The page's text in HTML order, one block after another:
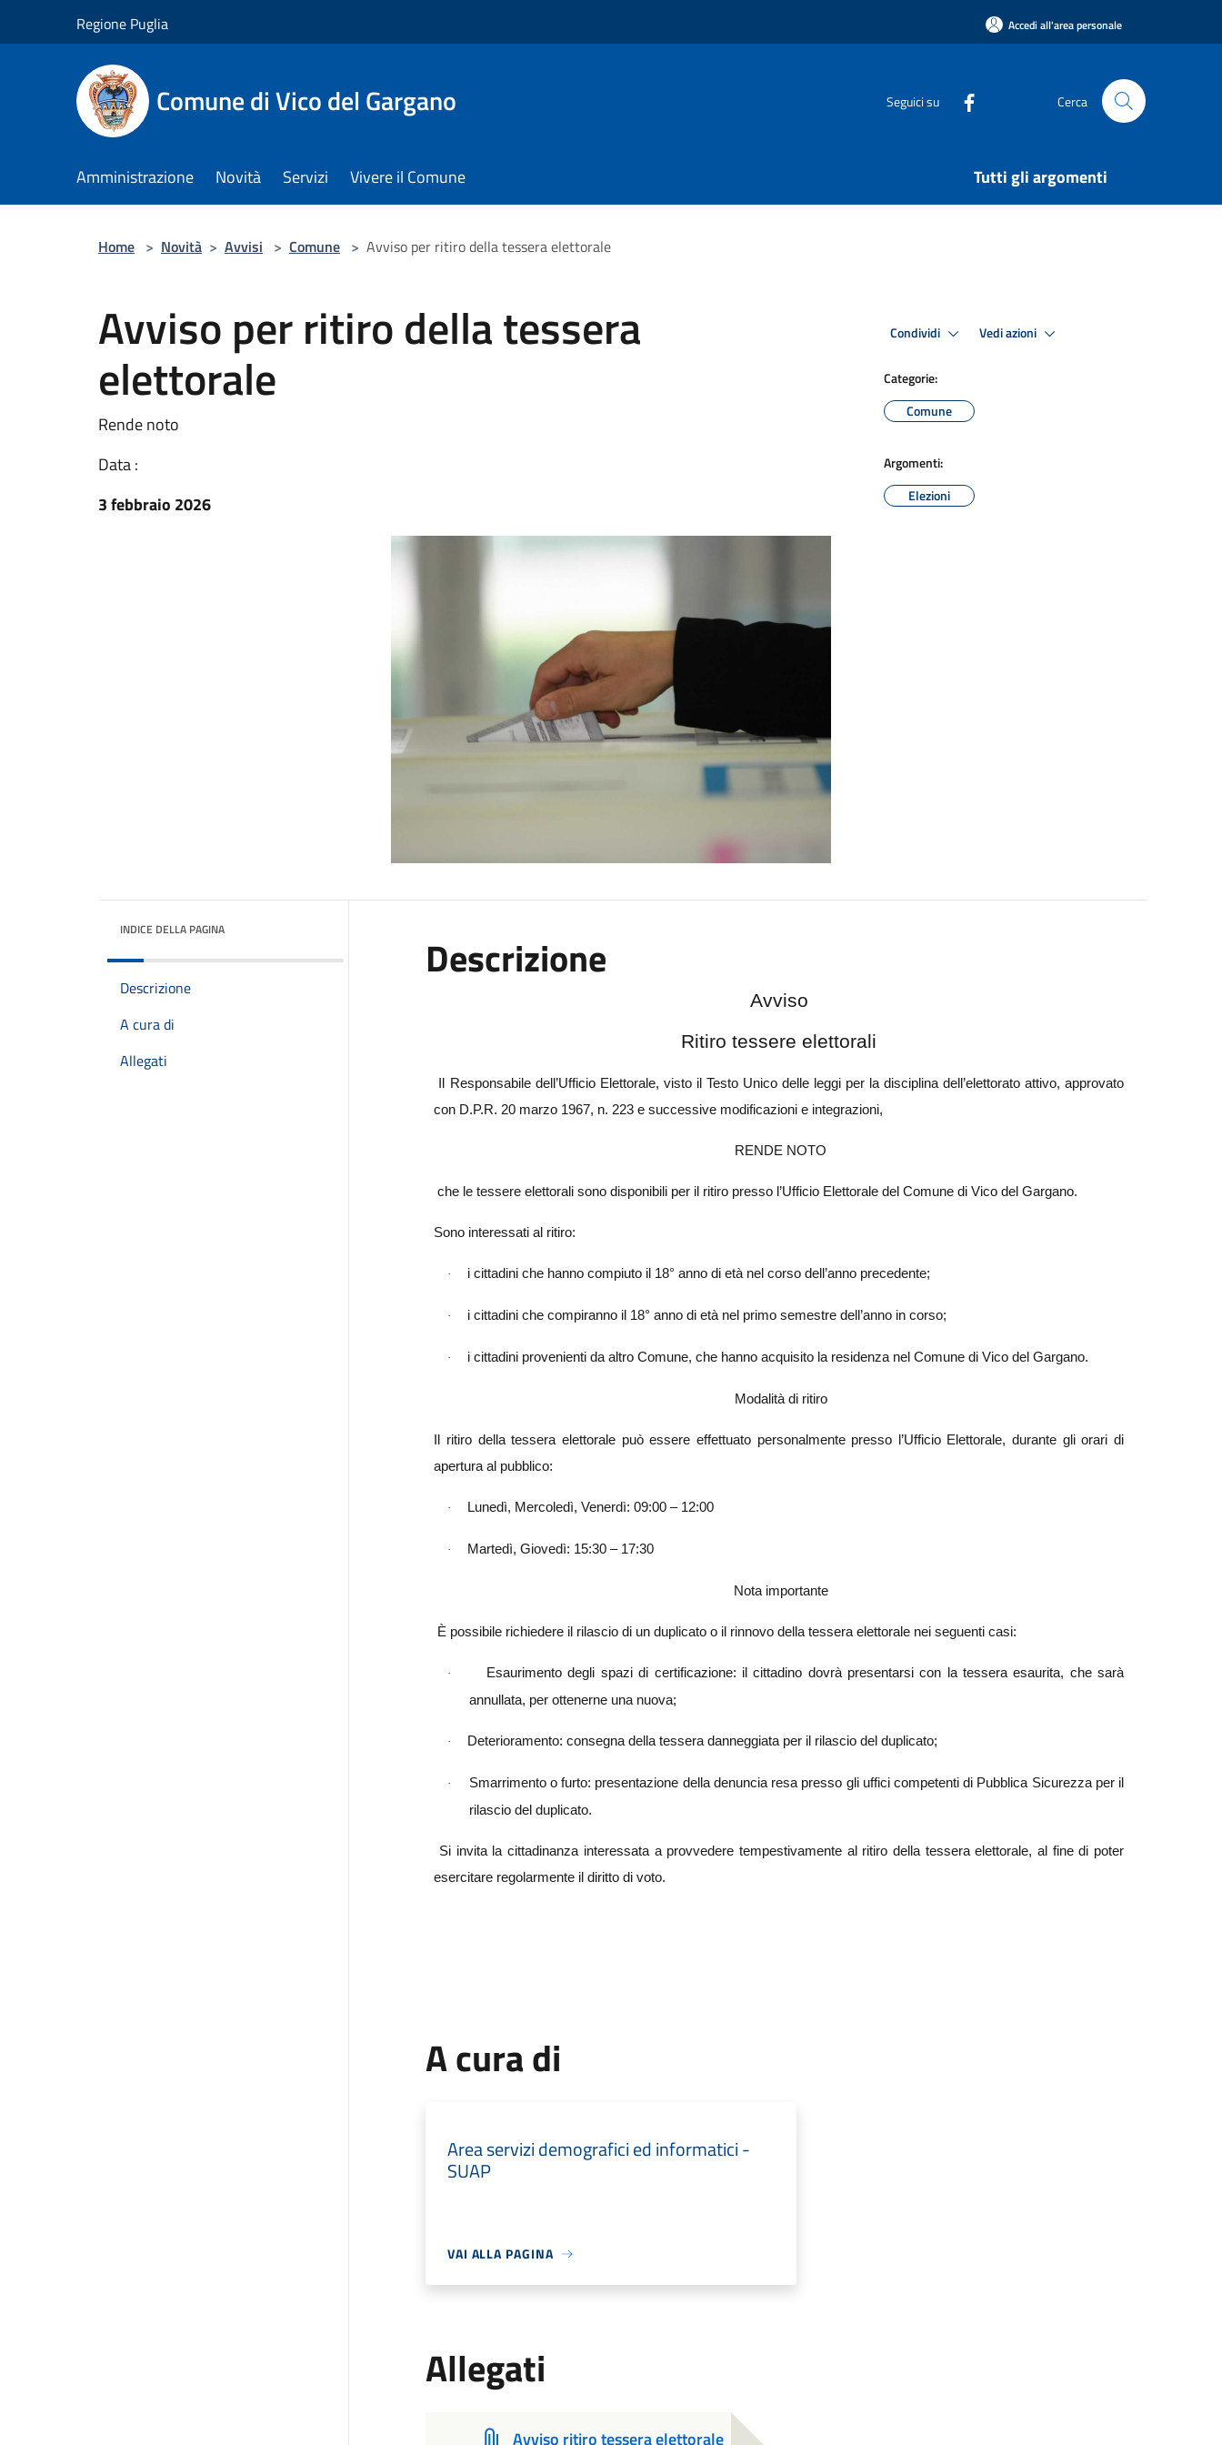
Regione Puglia Accedi all'area personale
Comune di Vico del Gargano Seguici su Cerca
Amministrazione Novità Servizi Vivere il Comune Tutti gli argomenti
Home > Novità > Avvisi > Comune > Avviso per ritiro della tessera elettorale
Avviso per ritiro della tessera
elettorale
Rende noto
Data :
3 febbraio 2026
Condividi Vedi azioni
Categorie:
Comune
Argomenti:
Elezioni
INDICE DELLA PAGINA
Descrizione
A cura di
Allegati
Descrizione
Avviso
Ritiro tessere elettorali
Il Responsabile dell’Ufficio Elettorale, visto il Testo Unico delle leggi per la disciplina dell’elettorato attivo, approvato
con D.P.R. 20 marzo 1967, n. 223 e successive modificazioni e integrazioni,
RENDE NOTO
che le tessere elettorali sono disponibili per il ritiro presso l’Ufficio Elettorale del Comune di Vico del Gargano.
Sono interessati al ritiro:
· i cittadini che hanno compiuto il 18° anno di età nel corso dell’anno precedente;
· i cittadini che compiranno il 18° anno di età nel primo semestre dell’anno in corso;
· i cittadini provenienti da altro Comune, che hanno acquisito la residenza nel Comune di Vico del Gargano.
Modalità di ritiro
Il ritiro della tessera elettorale può essere effettuato personalmente presso l’Ufficio Elettorale, durante gli orari di
apertura al pubblico:
· Lunedì, Mercoledì, Venerdì: 09:00 – 12:00
· Martedì, Giovedì: 15:30 – 17:30
Nota importante
È possibile richiedere il rilascio di un duplicato o il rinnovo della tessera elettorale nei seguenti casi:
·
Esaurimento degli spazi di certificazione: il cittadino dovrà presentarsi con la tessera esaurita, che sarà
annullata, per ottenerne una nuova;
· Deterioramento: consegna della tessera danneggiata per il rilascio del duplicato;
·
Smarrimento o furto: presentazione della denuncia resa presso gli uffici competenti di Pubblica Sicurezza per il
rilascio del duplicato.
Si invita la cittadinanza interessata a provvedere tempestivamente al ritiro della tessera elettorale, al fine di poter
esercitare regolarmente il diritto di voto.
A cura di
Area servizi demografici ed informatici -
SUAP
VAI ALLA PAGINA
Allegati
Avviso ritiro tessera elettorale